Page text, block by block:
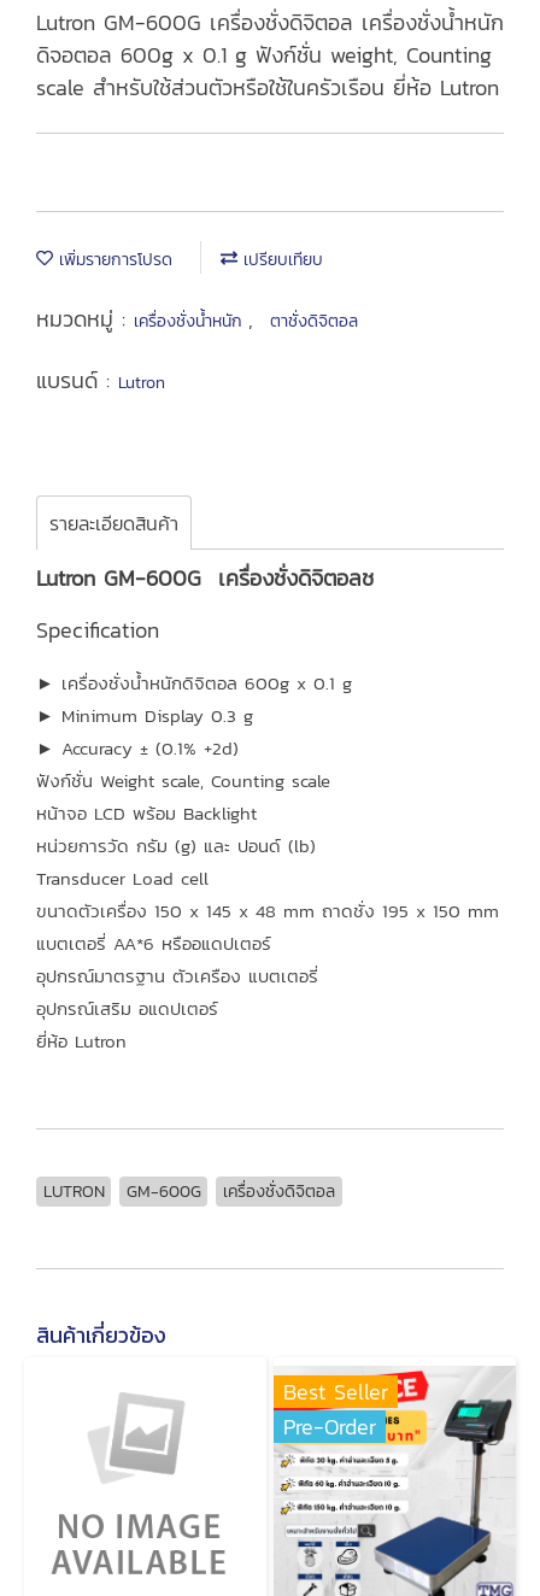
Lutron GM-600G เครื่องชั่งดิจิตอล เครื่องชั่งน้ำหนัก
ดิจอตอล 600g x 0.1 g ฟังก์ชั่น weight, Counting
scale สำหรับใช้ส่วนตัวหรือใช้ในครัวเรือน ยี่ห้อ Lutron
เพิ่มรายการโปรด เปรียบเทียบ
หมวดหมู่ : เครื่องชั่งน้ำหนัก , ตาชั่งดิจิตอล
แบรนด์ : Lutron
รายละเอียดสินค้า
Lutron GM-600G เครื่องชั่งดิจิตอลช
Specification
► เครื่องชั่งน้ำหนักดิจิตอล 600g x 0.1 g
► Minimum Display 0.3 g
► Accuracy ± (0.1% +2d)
ฟังก์ชั่น Weight scale, Counting scale
หน้าจอ LCD พร้อม Backlight
หน่วยการวัด กรัม (g) และ ปอนด์ (lb)
Transducer Load cell
ขนาดตัวเครื่อง 150 x 145 x 48 mm ถาดชั่ง 195 x 150 mm
แบตเตอรี่ AA*6 หรืออแดปเตอร์
อุปกรณ์มาตรฐาน ตัวเครือง แบตเตอรี่
อุปกรณ์เสริม อแดปเตอร์
ยี่ห้อ Lutron
LUTRON GM-600G เครื่องชั่งดิจิตอล
สินค้าเกี่ยวข้อง
Best Seller
Pre-Order